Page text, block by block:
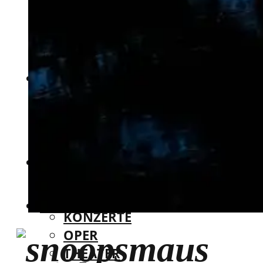
BRASILIEN
KUNST & KULTUR
AUSSTELLUNGEN
FOTOAUSSTELLUNGEN
THAILAND
SÜDKOREA
KANADA
MAROKKO
KUNST & KULTUR
KONZERTE
OPER
THEATER